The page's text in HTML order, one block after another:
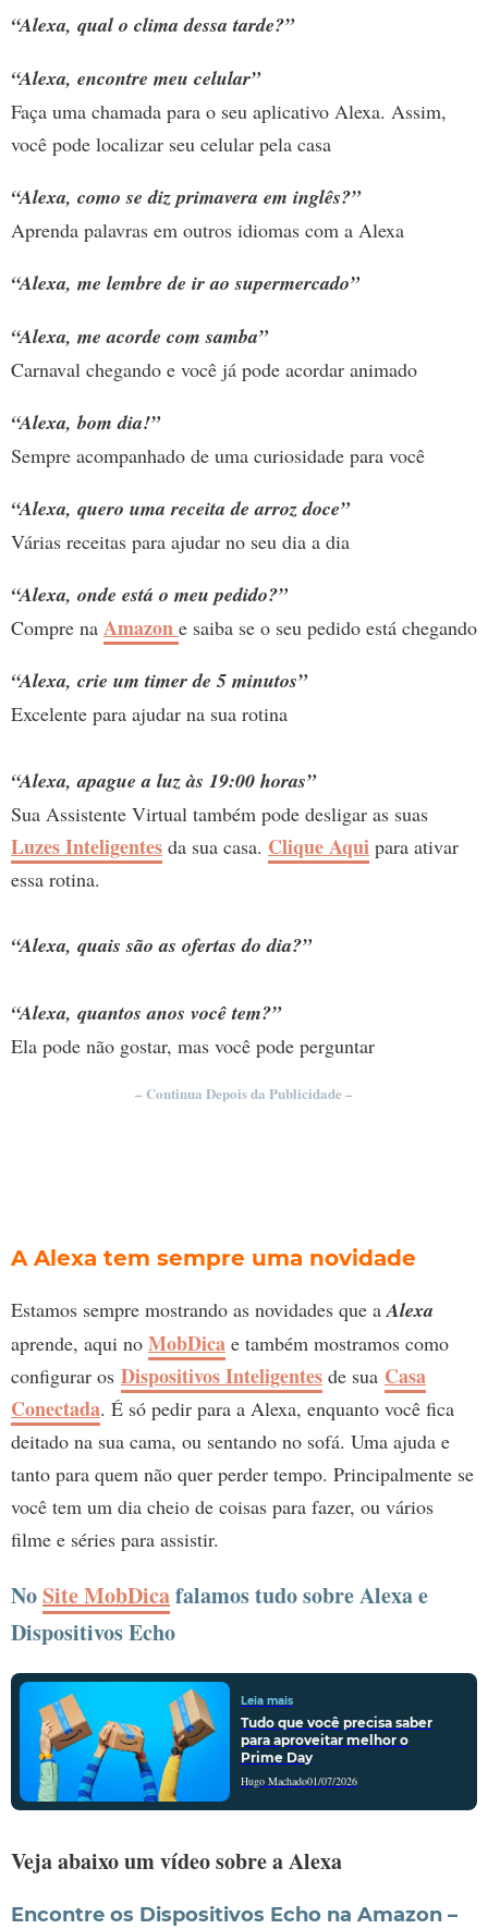
“Alexa, qual o clima dessa tarde?”
“Alexa, encontre meu celular”
Faça uma chamada para o seu aplicativo Alexa. Assim,
você pode localizar seu celular pela casa
“Alexa, como se diz primavera em inglês?”
Aprenda palavras em outros idiomas com a Alexa
“Alexa, me lembre de ir ao supermercado”
“Alexa, me acorde com samba”
Carnaval chegando e você já pode acordar animado
“Alexa, bom dia!”
Sempre acompanhado de uma curiosidade para você
“Alexa, quero uma receita de arroz doce”
Várias receitas para ajudar no seu dia a dia
“Alexa, onde está o meu pedido?”
Compre na Amazon e saiba se o seu pedido está chegando
“Alexa, crie um timer de 5 minutos”
Excelente para ajudar na sua rotina
“Alexa, apague a luz às 19:00 horas”
Sua Assistente Virtual também pode desligar as suas
Luzes Inteligentes da sua casa. Clique Aqui para ativar
essa rotina.
“Alexa, quais são as ofertas do dia?”
“Alexa, quantos anos você tem?”
Ela pode não gostar, mas você pode perguntar
– Continua Depois da Publicidade –
A Alexa tem sempre uma novidade
Estamos sempre mostrando as novidades que aAlexa
aprende, aqui no MobDica e também mostramos como
configurar os Dispositivos Inteligentes de sua Casa
Conectada. É só pedir para a Alexa, enquanto você fica
deitado na sua cama, ou sentando no sofá. Uma ajuda e
tanto para quem não quer perder tempo. Principalmente se
você tem um dia cheio de coisas para fazer, ou vários
filme e séries para assistir.
NoSite MobDicafalamos tudo sobre Alexa e
Dispositivos Echo
Leia mais
Tudo que você precisa saber
para aproveitar melhor o
Prime Day
Hugo Machado01/07/2026
Veja abaixo um vídeo sobre a Alexa
Encontre os Dispositivos Echo na Amazon –